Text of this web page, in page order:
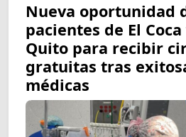
Nueva oportunidad
pacientes de El
Quito para recibir
gratuitas tras
médicas